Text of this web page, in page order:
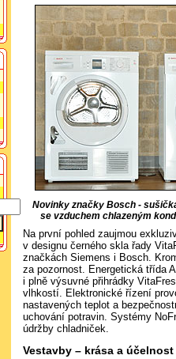
Novinky značky Bosch -
se vzduchem chlazeným
Na první pohled zaujmou
v designu černého skla řady
značkách Siemens i Bosch.
za pozornost. Energetická třída
i plně výsuvné přihrádky
vlhkostí. Elektronické řízení
nastavených teplot a
uchování potravin. Systémy
údržby chladniček.
Vestavby – krása a účelnost